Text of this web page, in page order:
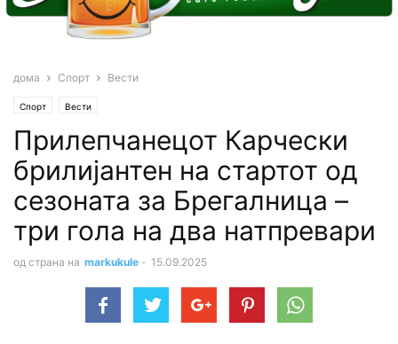
дома Спорт Вести
Спорт Вести
Прилепчанецот Карчески
брилијантен на стартот од
сезоната за Брегалница –
три гола на два натпревари
од страна на markukule - 15.09.2025